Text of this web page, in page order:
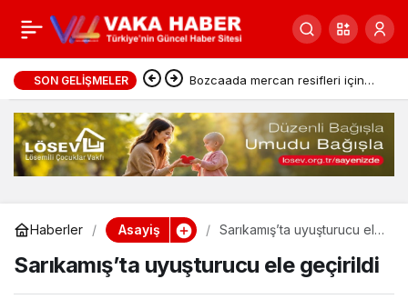
SON GELIŞMELER Bozcaada mercan resifleri için
koruma seferberliği
Haberler Asayiş
Sarıkamış’ta uyuşturucu ele
Sarıkamış’ta uyuşturucu ele geçirildi
Tunceli’de ‘Mahzen’! 12
gözaltı
0 Paylaş